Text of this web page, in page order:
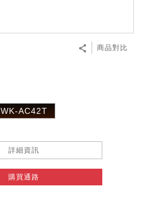
商品對比
WK-AC42T
詳細資訊
購買通路